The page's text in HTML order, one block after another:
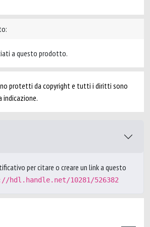
a questo prodotto.
protetti da copyright e tutti i diritti sono
indicazione.
per citare o creare un link a questo
hdl.handle.net/10281/526382